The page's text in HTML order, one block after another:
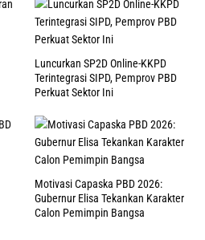
Luncurkan SP2D Online-KKPD
Terintegrasi SIPD, Pemprov PBD
Perkuat Sektor Ini
Motivasi Capaska PBD 2026:
Gubernur Elisa Tekankan Karakter
Calon Pemimpin Bangsa